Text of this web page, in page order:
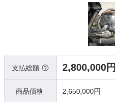
支払総額 2,800,000円
商品価格 2,650,000円